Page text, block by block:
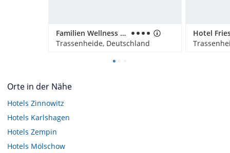
Familien Wellness Hotel Seeklause
Trassenheide, Deutschland
Hotel
Orte in der Nähe
Hotels Zinnowitz
Hotels Karlshagen
Hotels Zempin
Hotels Mölschow